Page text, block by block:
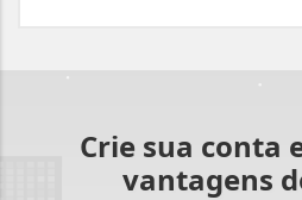
Crie sua conta
vantagens